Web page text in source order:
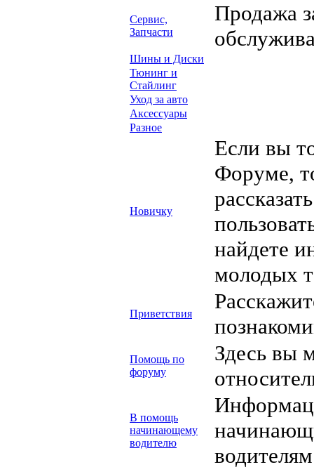
Сервис,
Запчасти
Продажа
Шины и Диски
Тюнинг и
Стайлинг
Уход за авто
Аксессуары
Разное
Новичку
Если вы
Форуме,
найдете
молодых
Приветствия
Помощь по
форуму
Здесь вы
В помощь
начинающему
водителю